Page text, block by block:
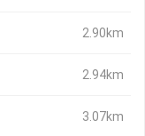
2.90km
2.94km
3.07km